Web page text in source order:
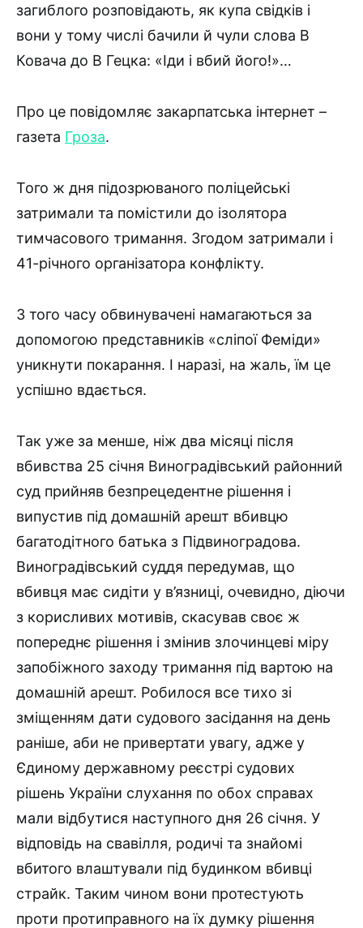
загиблого розповідають, як купа свідків і
вони у тому числі бачили й чули слова В
Ковача до В Гецка: «Іди і вбий його!»…
Про це повідомляє закарпатська інтернет –
газета Гроза.
Того ж дня підозрюваного поліцейські
затримали та помістили до ізолятора
тимчасового тримання. Згодом затримали і
41-річного організатора конфлікту.
З того часу обвинувачені намагаються за
допомогою представників «сліпої Феміди»
уникнути покарання. І наразі, на жаль, їм це
успішно вдається.
Так уже за менше, ніж два місяці після
вбивства 25 січня Виноградівський районний
суд прийняв безпрецедентне рішення і
випустив під домашній арешт вбивцю
багатодітного батька з Підвиноградова.
Виноградівський суддя передумав, що
вбивця має сидіти у в’язниці, очевидно, діючи
з корисливих мотивів, скасував своє ж
попереднє рішення і змінив злочинцеві міру
запобіжного заходу тримання під вартою на
домашній арешт. Робилося все тихо зі
зміщенням дати судового засідання на день
раніше, аби не привертати увагу, адже у
Єдиному державному реєстрі судових
рішень України слухання по обох справах
мали відбутися наступного дня 26 січня. У
відповідь на свавілля, родичі та знайомі
вбитого влаштували під будинком вбивці
страйк. Таким чином вони протестують
проти протиправного на їх думку рішення